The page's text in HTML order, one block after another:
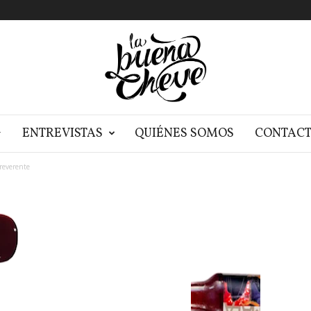
ENTREVISTAS QUIÉNES SOMOS